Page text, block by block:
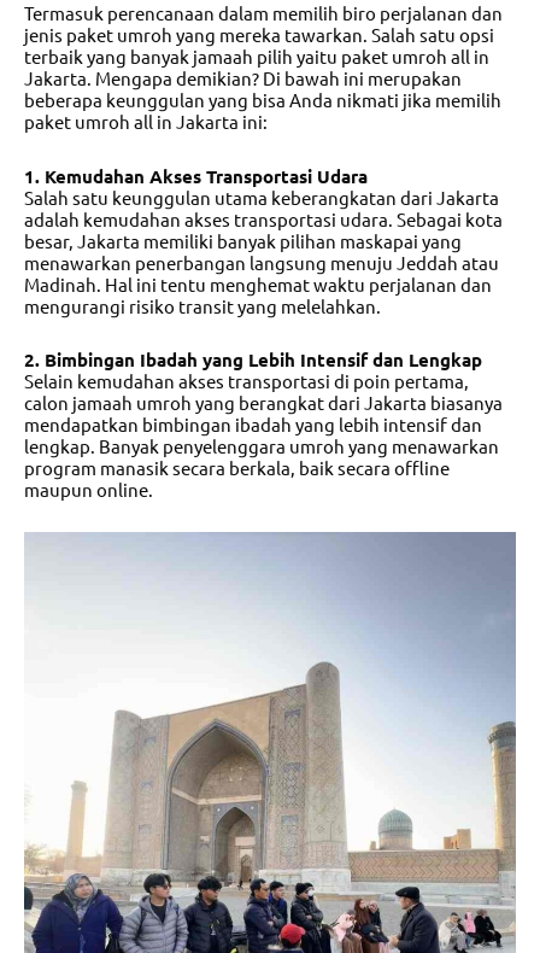
Termasuk perencanaan dalam memilih biro perjalanan dan
jenis paket umroh yang mereka tawarkan. Salah satu opsi
terbaik yang banyak jamaah pilih yaitu paket umroh all in
Jakarta. Mengapa demikian? Di bawah ini merupakan
beberapa keunggulan yang bisa Anda nikmati jika memilih
paket umroh all in Jakarta ini:
1. Kemudahan Akses Transportasi Udara
Salah satu keunggulan utama keberangkatan dari Jakarta
adalah kemudahan akses transportasi udara. Sebagai kota
besar, Jakarta memiliki banyak pilihan maskapai yang
menawarkan penerbangan langsung menuju Jeddah atau
Madinah. Hal ini tentu menghemat waktu perjalanan dan
mengurangi risiko transit yang melelahkan.
2. Bimbingan Ibadah yang Lebih Intensif dan Lengkap
Selain kemudahan akses transportasi di poin pertama,
calon jamaah umroh yang berangkat dari Jakarta biasanya
mendapatkan bimbingan ibadah yang lebih intensif dan
lengkap. Banyak penyelenggara umroh yang menawarkan
program manasik secara berkala, baik secara offline
maupun online.